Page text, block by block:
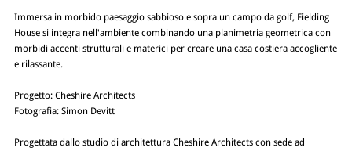
Immersa in morbido paesaggio sabbioso e sopra un campo da golf, Fielding
House si integra nell'ambiente combinando una planimetria geometrica con
morbidi accenti strutturali e materici per creare una casa costiera accogliente
e rilassante.
Progetto: Cheshire Architects
Fotografia: Simon Devitt
Progettata dallo studio di architettura Cheshire Architects con sede ad